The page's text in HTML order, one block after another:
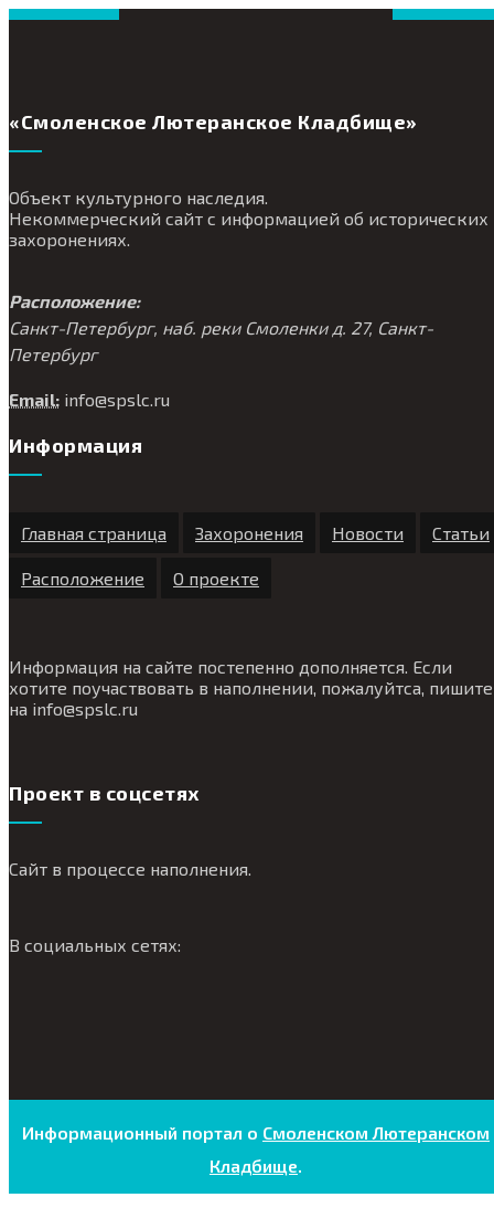
«Смоленское Лютеранское Кладбище»
Объект культурного наследия.
Некоммерческий сайт с информацией об исторических
захоронениях.
Расположение:
Санкт-Петербург, наб. реки Смоленки д. 27, Санкт-
Петербург
Email: info@spslc.ru
Информация
Главная страница Захоронения Новости Статьи
Расположение О проекте
Информация на сайте постепенно дополняется. Если
хотите поучаствовать в наполнении, пожалуйтса, пишите
на info@spslc.ru
Проект в соцсетях
Сайт в процессе наполнения.
В социальных сетях:
Информационный портал о Смоленском Лютеранском
Кладбище.